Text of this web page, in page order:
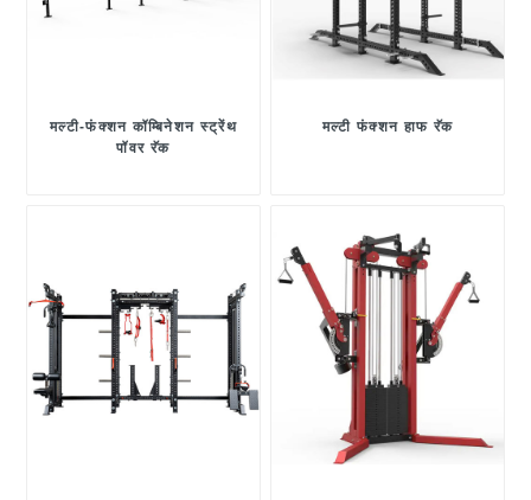
मल्टी-फंक्शन कॉम्बिनेशन स्ट्रेंथ
पॉवर रॅक
मल्टी फंक्शन हाफ रॅक